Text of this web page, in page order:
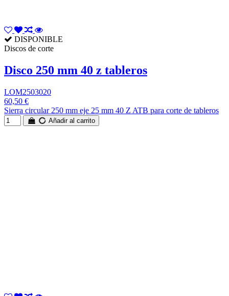
DISPONIBLE
Discos de corte
Disco 250 mm 40 z tableros
LOM2503020
60,50 €
Sierra circular 250 mm eje 25 mm 40 Z ATB para corte de tableros
Añadir al carrito